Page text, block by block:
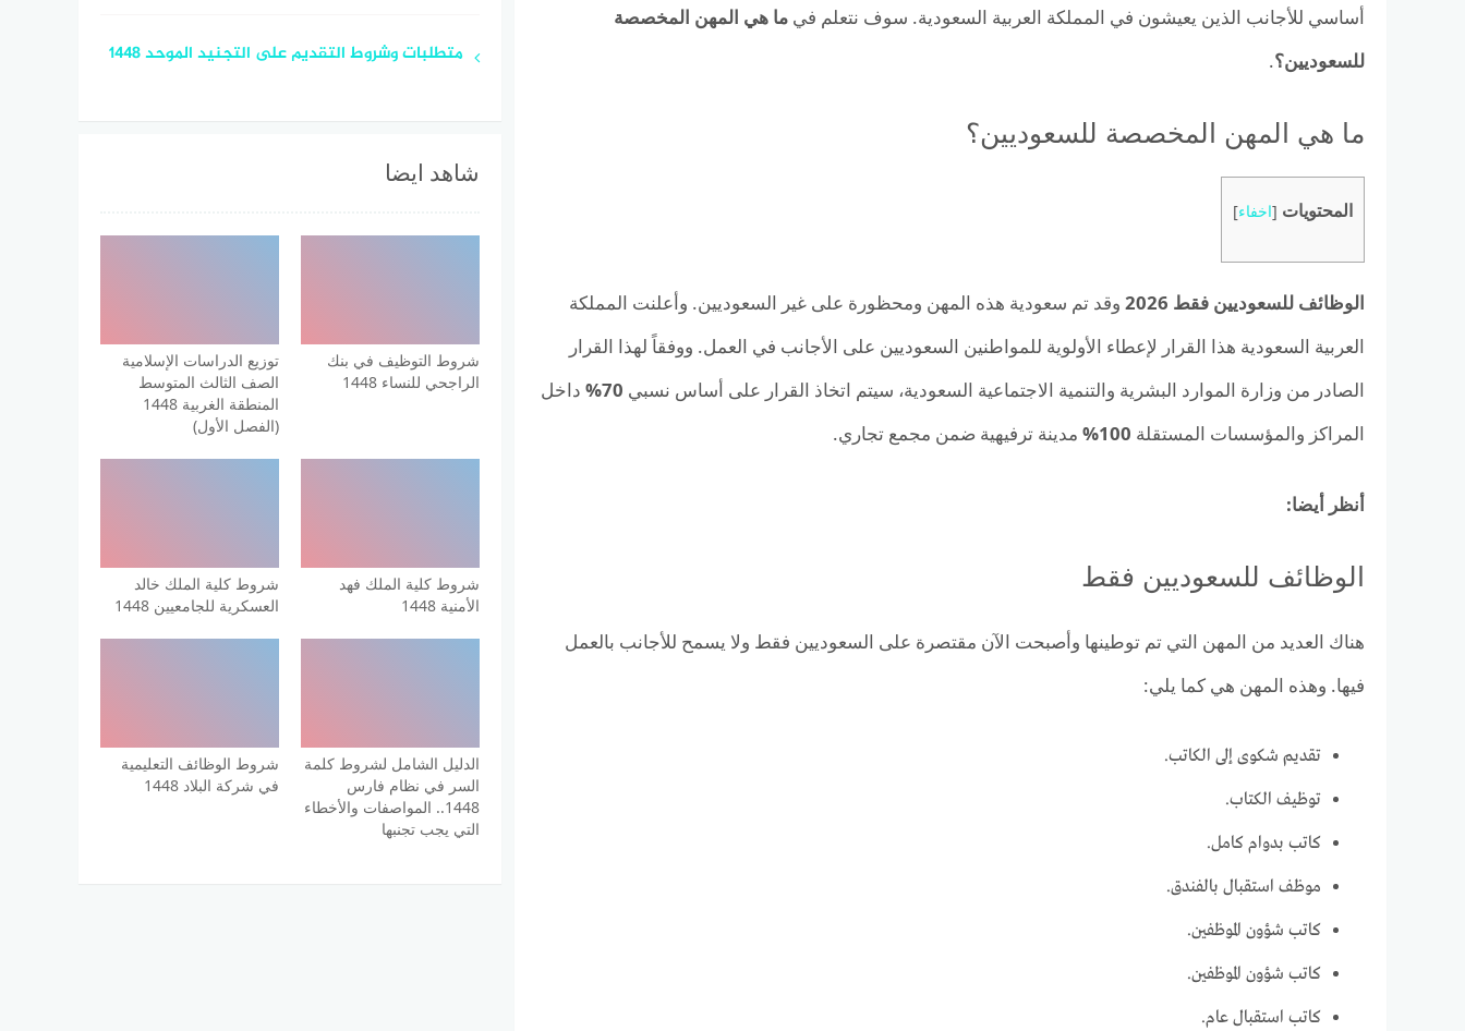
أساسي للأجانب الذين يعيشون في المملكة العربية السعودية. سوف نتعلم في ما هي المهن المخصصة
للسعوديين؟.
ما هي المهن المخصصة للسعوديين؟
المحتويات [اخفاء]
الوظائف للسعوديين فقط 2026 وقد تم سعودية هذه المهن ومحظورة على غير السعوديين. وأعلنت المملكة
العربية السعودية هذا القرار لإعطاء الأولوية للمواطنين السعوديين على الأجانب في العمل. ووفقاً لهذا القرار
الصادر من وزارة الموارد البشرية والتنمية الاجتماعية السعودية، سيتم اتخاذ القرار على أساس نسبي 70%
داخل
المراكز والمؤسسات المستقلة 100% مدينة ترفيهية ضمن مجمع تجاري.
أنظر أيضا:
الوظائف للسعوديين فقط
هناك العديد من المهن التي تم توطينها وأصبحت الآن مقتصرة على السعوديين فقط ولا يسمح للأجانب بالعمل
فيها. وهذه المهن هي كما يلي:
تقديم شكوى إلى الكاتب.
توظيف الكتاب.
كاتب بدوام كامل.
موظف استقبال بالفندق.
كاتب شؤون الموظفين.
كاتب شؤون الموظفين.
كاتب استقبال عام.
متطلبات وشروط التقديم على التجنيد الموحد 1448
شاهد ايضا
شروط التوظيف في بنك
الراجحي للنساء 1448
توزيع الدراسات الإسلامية
الصف الثالث المتوسط
المنطقة الغربية 1448
(الفصل الأول)
شروط كلية الملك فهد
الأمنية 1448
شروط كلية الملك خالد
العسكرية للجامعيين 1448
الدليل الشامل لشروط كلمة
السر في نظام فارس
1448.. المواصفات والأخطاء
التي يجب تجنبها
شروط الوظائف التعليمية
في شركة البلاد 1448